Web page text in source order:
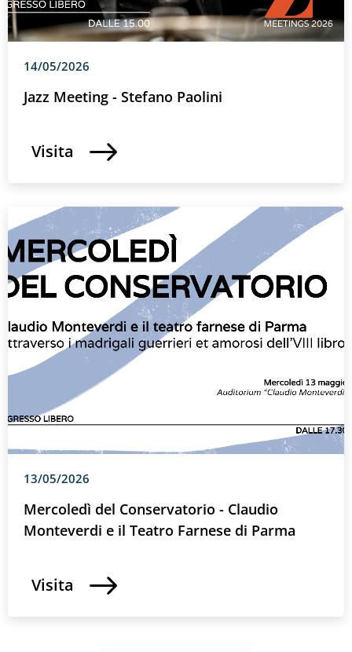
14/05/2026
Jazz Meeting - Stefano Paolini
Visita
13/05/2026
Mercoledì del Conservatorio - Claudio
Monteverdi e il Teatro Farnese di Parma
Visita